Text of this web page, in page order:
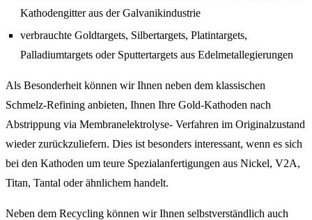
Kathodengitter aus der Galvanikindustrie
verbrauchte Goldtargets, Silbertargets, Platintargets,
Palladiumtargets oder Sputtertargets aus Edelmetallegierungen
Als Besonderheit können wir Ihnen neben dem klassischen
Schmelz-Refining anbieten, Ihnen Ihre Gold-Kathoden nach
Abstrippung via Membranelektrolyse- Verfahren im Originalzustand
wieder zurückzuliefern. Dies ist besonders interessant, wenn es sich
bei den Kathoden um teure Spezialanfertigungen aus Nickel, V2A,
Titan, Tantal oder ähnlichem handelt.
Neben dem Recycling können wir Ihnen selbstverständlich auch